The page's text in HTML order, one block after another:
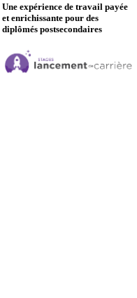
Une expérience de travail payée
et enrichissante pour des
diplômés postsecondaires